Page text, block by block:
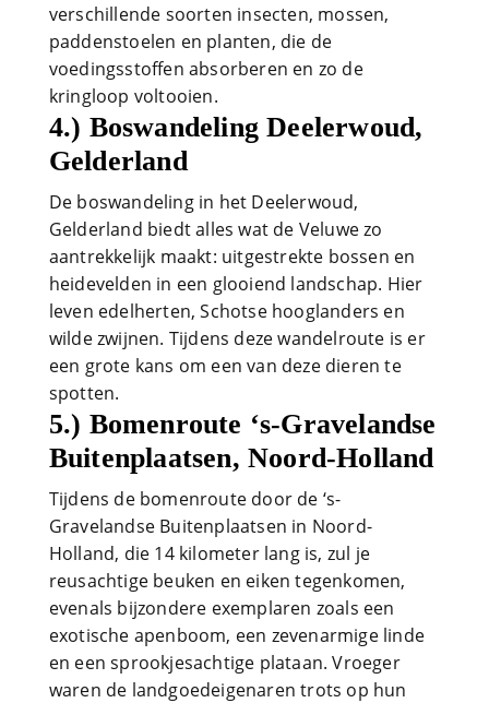
verschillende soorten insecten, mossen,
paddenstoelen en planten, die de
voedingsstoffen absorberen en zo de
kringloop voltooien.
4.) Boswandeling Deelerwoud,
Gelderland
De boswandeling in het Deelerwoud,
Gelderland biedt alles wat de Veluwe zo
aantrekkelijk maakt: uitgestrekte bossen en
heidevelden in een glooiend landschap. Hier
leven edelherten, Schotse hooglanders en
wilde zwijnen. Tijdens deze wandelroute is er
een grote kans om een van deze dieren te
spotten.
5.) Bomenroute ‘s-Gravelandse
Buitenplaatsen, Noord-Holland
Tijdens de bomenroute door de ‘s-
Gravelandse Buitenplaatsen in Noord-
Holland, die 14 kilometer lang is, zul je
reusachtige beuken en eiken tegenkomen,
evenals bijzondere exemplaren zoals een
exotische apenboom, een zevenarmige linde
en een sprookjesachtige plataan. Vroeger
waren de landgoedeigenaren trots op hun